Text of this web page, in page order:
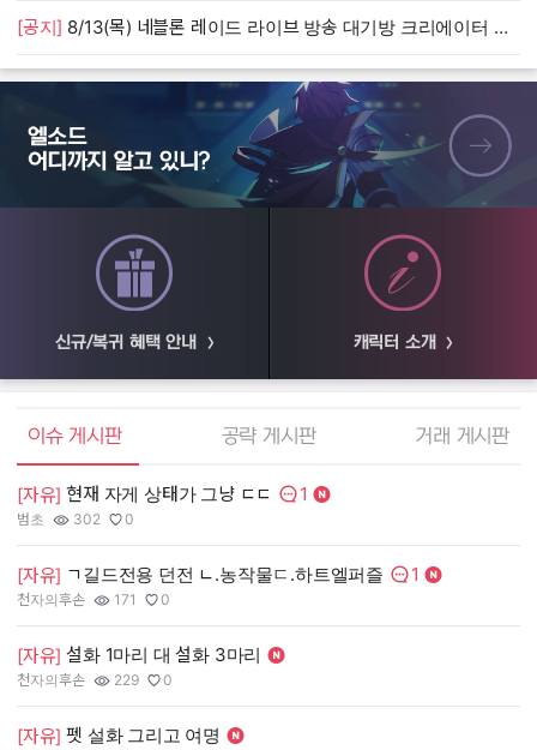
[공지] 8/13(목) 네블론 레이드 라이브 방송 대기방 크리에이터 모집 안내
엘소드 어디까지 알고 있니?
신규/복귀 혜택 안내 캐릭터 소개
엘소드 커뮤니티
이슈 게시판 공략 게시판 거래 게시판
[자유] 현재 자게 상태가 그냥 ㄷㄷ 댓글수:
1
작성자:
범초
조회수:
302
추천수:
0
[자유] ㄱ길드전용 던전 ㄴ.농작물ㄷ.하트엘퍼즐 댓글수:
1
작성자:
천자의후손
조회수:
171
추천수:
0
[자유] 설화 1마리 대 설화 3마리
작성자:
천자의후손
조회수:
229
추천수:
0
[자유] 펫 설화 그리고 여명